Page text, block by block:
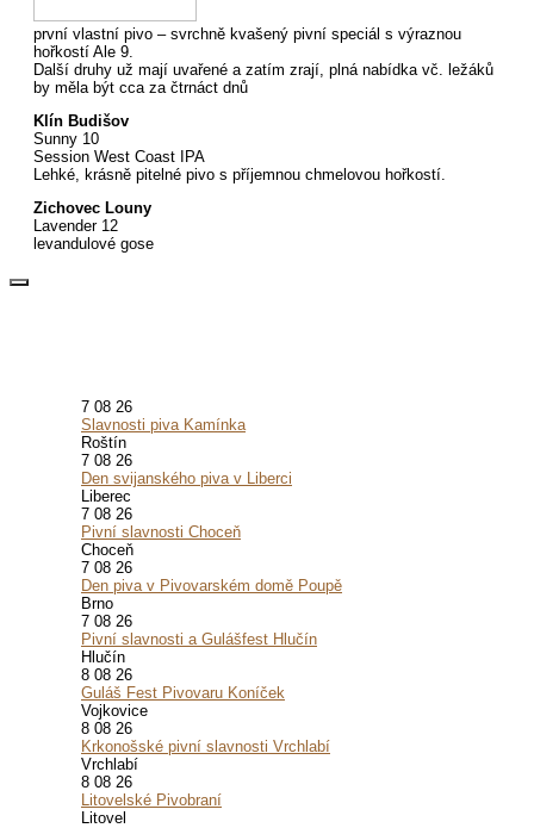
první vlastní pivo – svrchně kvašený pivní speciál s výraznou
hořkostí Ale 9.
Další druhy už mají uvařené a zatím zrají, plná nabídka vč. ležáků
by měla být cca za čtrnáct dnů
Klín Budišov
Sunny 10
Session West Coast IPA
Lehké, krásně pitelné pivo s příjemnou chmelovou hořkostí.
Zichovec Louny
Lavender 12
levandulové gose
7 08 26
Slavnosti piva Kamínka
Roštín
7 08 26
Den svijanského piva v Liberci
Liberec
7 08 26
Pivní slavnosti Choceň
Choceň
7 08 26
Den piva v Pivovarském domě Poupě
Brno
7 08 26
Pivní slavnosti a Gulášfest Hlučín
Hlučín
8 08 26
Guláš Fest Pivovaru Koníček
Vojkovice
8 08 26
Krkonošské pivní slavnosti Vrchlabí
Vrchlabí
8 08 26
Litovelské Pivobraní
Litovel